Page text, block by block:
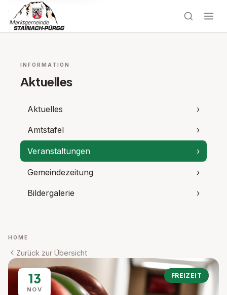
INFORMATION
Aktuelles
Aktuelles ›
Amtstafel ›
Veranstaltungen ›
Gemeindezeitung ›
Bildergalerie ›
HOME
Zurück zur Übersicht
13
NOV
FREIZEIT